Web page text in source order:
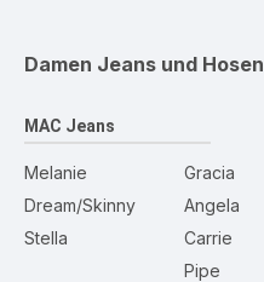
Damen Jeans und Hosen
MAC Jeans
Melanie
Dream/Skinny
Stella
Gracia
Angela
Carrie
Pipe